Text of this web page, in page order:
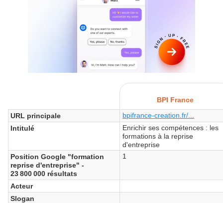
BPI France
URL principale
bpifrance-creation.fr/...
Intitulé
Enrichir ses compétences : les
formations à la reprise
d'entreprise
Position Google "formation
reprise d'entreprise" -
23 800 000 résultats
1
Acteur
Slogan